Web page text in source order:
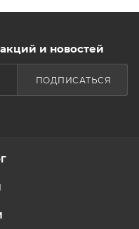
и новостей
ПОДПИСАТЬСЯ